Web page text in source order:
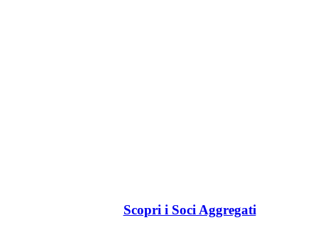
Scopri i Soci Aggregati